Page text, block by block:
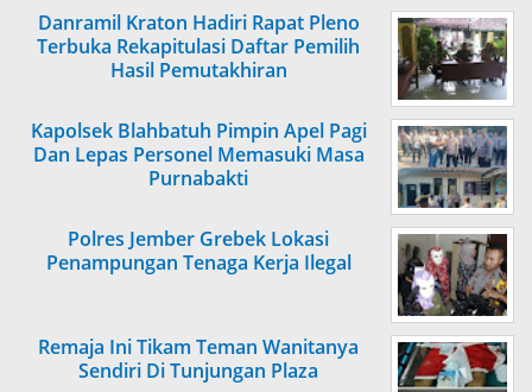
Danramil Kraton Hadiri Rapat Pleno
Terbuka Rekapitulasi Daftar Pemilih
Hasil Pemutakhiran
Kapolsek Blahbatuh Pimpin Apel Pagi
Dan Lepas Personel Memasuki Masa
Purnabakti
Polres Jember Grebek Lokasi
Penampungan Tenaga Kerja Ilegal
Remaja Ini Tikam Teman Wanitanya
Sendiri Di Tunjungan Plaza